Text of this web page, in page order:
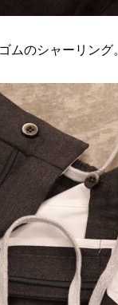
ムのシャーリング。